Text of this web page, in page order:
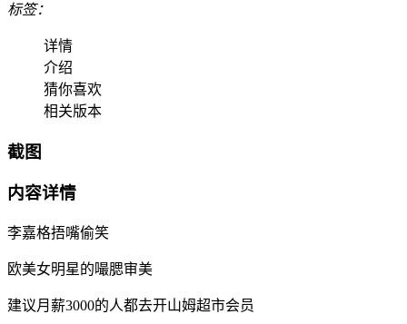
标签：
详情
介绍
猜你喜欢
相关版本
截图
内容详情
李嘉格捂嘴偷笑
欧美女明星的嘬腮审美
建议月薪3000的人都去开山姆超市会员